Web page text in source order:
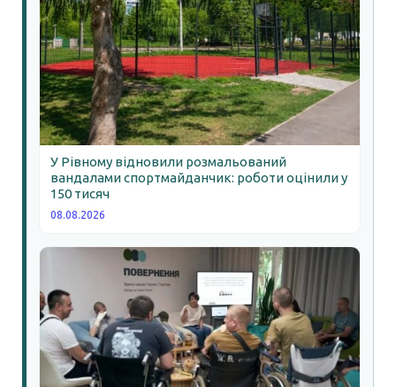
У Рівному відновили розмальований
вандалами спортмайданчик: роботи оцінили у
150 тисяч
08.08.2026